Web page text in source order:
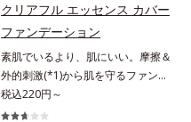
脂をはじき、メイクくずれを防ぐ成
分*2 オリーブ葉エキス、ゴレンシ
葉エキス、加水分解ヒアルロン酸、
異性化糖配合＝保湿成分【ご使用方
法】2層タイプなので、必ず容器を
よく振ってからお使いください。メ
クリアフル エッセンス カバー
ファンデーション
素肌でいるより、肌にいい。摩擦＆
外的刺激(*1)から肌を守るファンデ
ーション。肌荒れやニキビがある
と、ファンデーションを塗っていい
税込220円～